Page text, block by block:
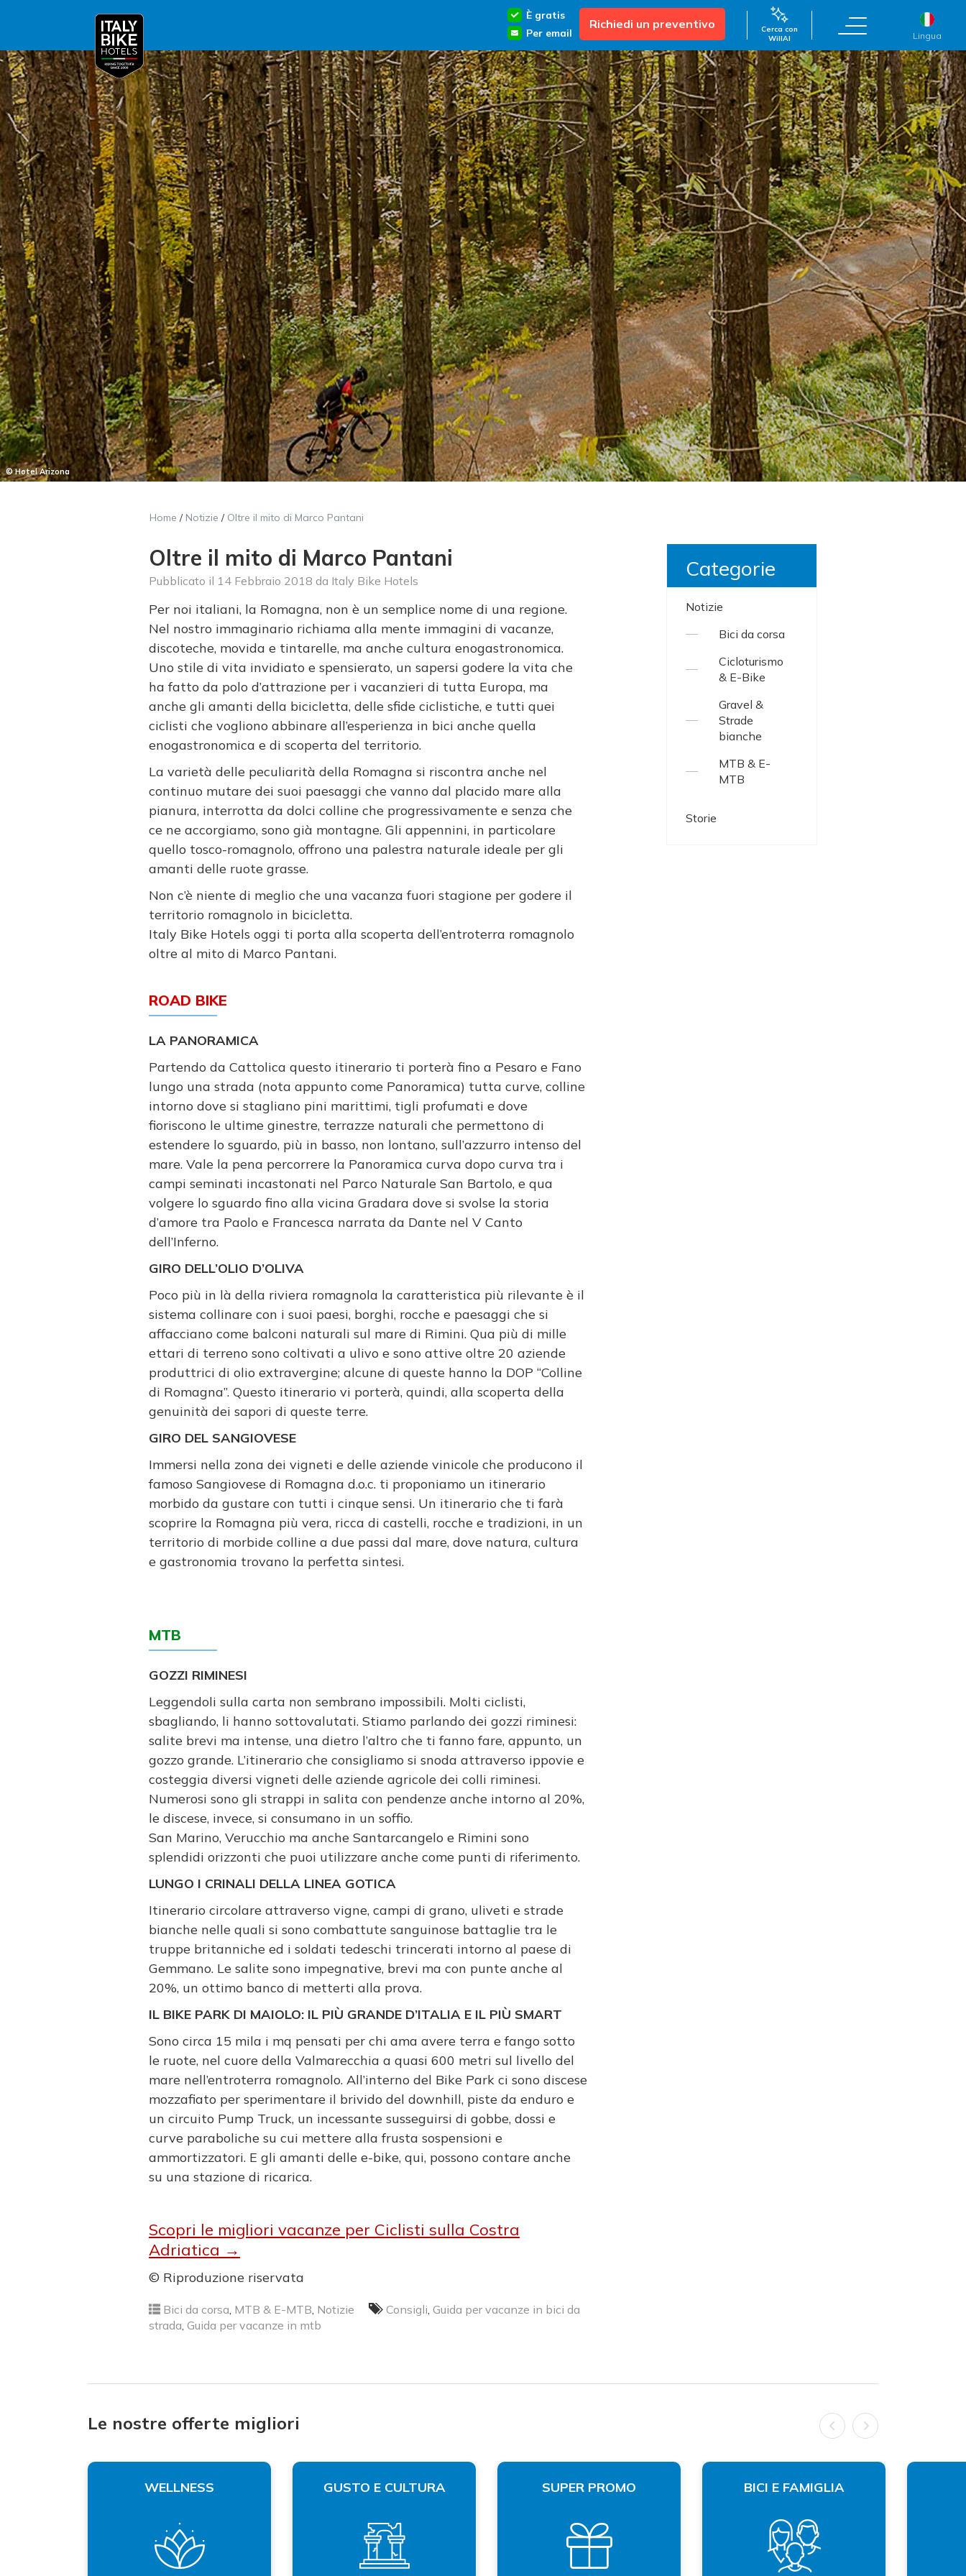
Cerca con
WillAI
Richiedi un preventivo
È gratis
Per email
Lingua
© Hotel Arizona
Home / Notizie / Oltre il mito di Marco Pantani
Oltre il mito di Marco Pantani
Pubblicato il 14 Febbraio 2018 da Italy Bike Hotels
Per noi italiani, la Romagna, non è un semplice nome di una regione.
Nel nostro immaginario richiama alla mente immagini di vacanze,
discoteche, movida e tintarelle, ma anche cultura enogastronomica.
Uno stile di vita invidiato e spensierato, un sapersi godere la vita che
ha fatto da polo d’attrazione per i vacanzieri di tutta Europa, ma
anche gli amanti della bicicletta, delle sfide ciclistiche, e tutti quei
ciclisti che vogliono abbinare all’esperienza in bici anche quella
enogastronomica e di scoperta del territorio.
La varietà delle peculiarità della Romagna si riscontra anche nel
continuo mutare dei suoi paesaggi che vanno dal placido mare alla
pianura, interrotta da dolci colline che progressivamente e senza che
ce ne accorgiamo, sono già montagne. Gli appennini, in particolare
quello tosco-romagnolo, offrono una palestra naturale ideale per gli
amanti delle ruote grasse.
Non c’è niente di meglio che una vacanza fuori stagione per godere il
territorio romagnolo in bicicletta.
Italy Bike Hotels oggi ti porta alla scoperta dell’entroterra romagnolo
oltre al mito di Marco Pantani.
ROAD BIKE
LA PANORAMICA
Partendo da Cattolica questo itinerario ti porterà fino a Pesaro e Fano
lungo una strada (nota appunto come Panoramica) tutta curve, colline
intorno dove si stagliano pini marittimi, tigli profumati e dove
fioriscono le ultime ginestre, terrazze naturali che permettono di
estendere lo sguardo, più in basso, non lontano, sull’azzurro intenso del
mare. Vale la pena percorrere la Panoramica curva dopo curva tra i
campi seminati incastonati nel Parco Naturale San Bartolo, e qua
volgere lo sguardo fino alla vicina Gradara dove si svolse la storia
d’amore tra Paolo e Francesca narrata da Dante nel V Canto
dell’Inferno.
GIRO DELL’OLIO D’OLIVA
Poco più in là della riviera romagnola la caratteristica più rilevante è il
sistema collinare con i suoi paesi, borghi, rocche e paesaggi che si
affacciano come balconi naturali sul mare di Rimini. Qua più di mille
ettari di terreno sono coltivati a ulivo e sono attive oltre 20 aziende
produttrici di olio extravergine; alcune di queste hanno la DOP “Colline
di Romagna”. Questo itinerario vi porterà, quindi, alla scoperta della
genuinità dei sapori di queste terre.
GIRO DEL SANGIOVESE
Immersi nella zona dei vigneti e delle aziende vinicole che producono il
famoso Sangiovese di Romagna d.o.c. ti proponiamo un itinerario
morbido da gustare con tutti i cinque sensi. Un itinerario che ti farà
scoprire la Romagna più vera, ricca di castelli, rocche e tradizioni, in un
territorio di morbide colline a due passi dal mare, dove natura, cultura
e gastronomia trovano la perfetta sintesi.
MTB
GOZZI RIMINESI
Leggendoli sulla carta non sembrano impossibili. Molti ciclisti,
sbagliando, li hanno sottovalutati. Stiamo parlando dei gozzi riminesi:
salite brevi ma intense, una dietro l’altro che ti fanno fare, appunto, un
gozzo grande. L’itinerario che consigliamo si snoda attraverso ippovie e
costeggia diversi vigneti delle aziende agricole dei colli riminesi.
Numerosi sono gli strappi in salita con pendenze anche intorno al 20%,
le discese, invece, si consumano in un soffio.
San Marino, Verucchio ma anche Santarcangelo e Rimini sono
splendidi orizzonti che puoi utilizzare anche come punti di riferimento.
LUNGO I CRINALI DELLA LINEA GOTICA
Itinerario circolare attraverso vigne, campi di grano, uliveti e strade
bianche nelle quali si sono combattute sanguinose battaglie tra le
truppe britanniche ed i soldati tedeschi trincerati intorno al paese di
Gemmano. Le salite sono impegnative, brevi ma con punte anche al
20%, un ottimo banco di metterti alla prova.
IL BIKE PARK DI MAIOLO: IL PIÙ GRANDE D’ITALIA E IL PIÙ SMART
Sono circa 15 mila i mq pensati per chi ama avere terra e fango sotto
le ruote, nel cuore della Valmarecchia a quasi 600 metri sul livello del
mare nell’entroterra romagnolo. All’interno del Bike Park ci sono discese
mozzafiato per sperimentare il brivido del downhill, piste da enduro e
un circuito Pump Truck, un incessante susseguirsi di gobbe, dossi e
curve paraboliche su cui mettere alla frusta sospensioni e
ammortizzatori. E gli amanti delle e-bike, qui, possono contare anche
su una stazione di ricarica.
Scopri le migliori vacanze per Ciclisti sulla Costra
Adriatica →
© Riproduzione riservata
Bici da corsa, MTB & E-MTB, Notizie Consigli, Guida per vacanze in bici da
strada, Guida per vacanze in mtb
Categorie
Notizie
Bici da corsa
Cicloturismo
& E-Bike
Gravel &
Strade
bianche
MTB & E-
MTB
Storie
Le nostre offerte migliori
WELLNESS GUSTO E CULTURA SUPER PROMO BICI E FAMIGLIA